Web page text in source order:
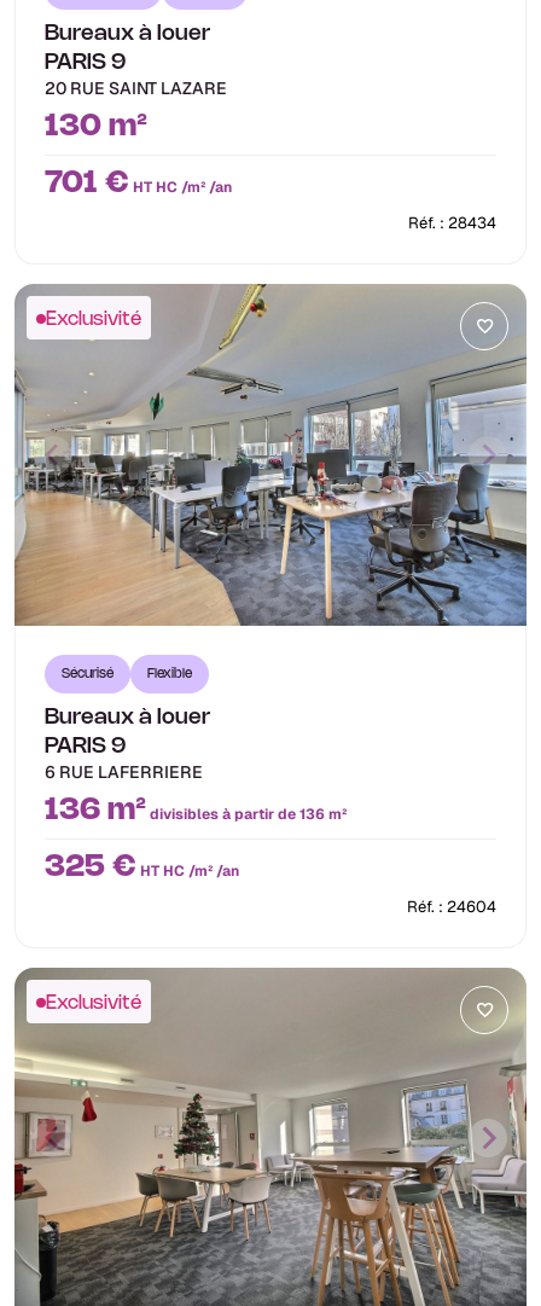
Bureaux à louer
PARIS 9
20 RUE SAINT LAZARE
130 m²
701 € HT HC /m² /an
Réf. : 28434
Exclusivité
Sécurisé Flexible
Bureaux à louer
PARIS 9
6 RUE LAFERRIERE
136 m²divisibles à partir de 136 m²
325 € HT HC /m² /an
Réf. : 24604
Exclusivité